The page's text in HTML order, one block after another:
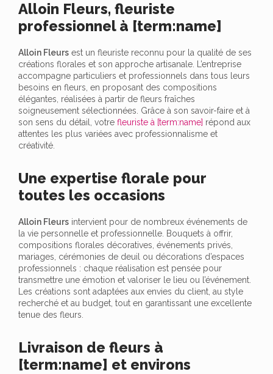
Alloin Fleurs, fleuriste
professionnel à [term:name]
Alloin Fleurs est un fleuriste reconnu pour la qualité de ses
créations florales et son approche artisanale. L’entreprise
accompagne particuliers et professionnels dans tous leurs
besoins en fleurs, en proposant des compositions
élégantes, réalisées à partir de fleurs fraîches
soigneusement sélectionnées. Grâce à son savoir-faire et à
son sens du détail, votre fleuriste à [term:name] répond aux
attentes les plus variées avec professionnalisme et
créativité.
Une expertise florale pour
toutes les occasions
Alloin Fleurs intervient pour de nombreux événements de
la vie personnelle et professionnelle. Bouquets à offrir,
compositions florales décoratives, événements privés,
mariages, cérémonies de deuil ou décorations d’espaces
professionnels : chaque réalisation est pensée pour
transmettre une émotion et valoriser le lieu ou l’événement.
Les créations sont adaptées aux envies du client, au style
recherché et au budget, tout en garantissant une excellente
tenue des fleurs.
Livraison de fleurs à
[term:name] et environs